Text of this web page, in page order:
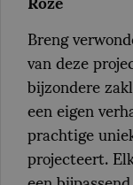
Breng
van deze
bijzondere
een eigen
prachtige
projecteert.